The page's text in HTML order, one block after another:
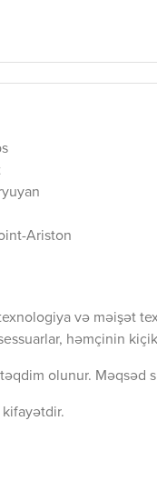
Ariston
və məişət
həmçinin
olunur.
kifayətdir.